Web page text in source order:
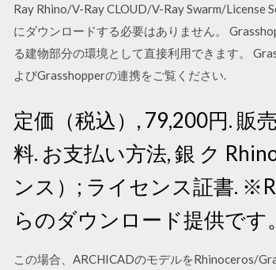
Ray Rhino/V-Ray CLOUD/V-Ray Swarm/
にダウンロードする必要はありません。
る建物部分の環境として直接利用できます。
よびGrasshopperの連携をご覧ください.
定価（税込）, 79,200円. 販
料. お支払い方法, 銀 ク
ンス）; ライセンス証書.
らのダウンロード提供です。
この場合、ARCHICADのモデルをRhinoceros/